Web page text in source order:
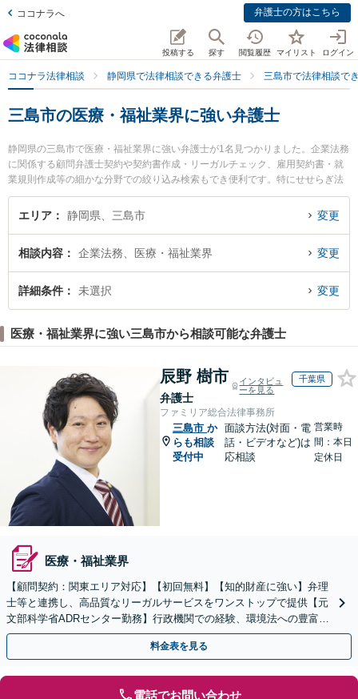
ココナラへ 弁護士の方はこちら
投稿する 探す 閲覧履歴 マイリスト ログイン
ココナラ法律相談 静岡県で法律相談できる弁護士 三島市で法律相談で
三島市の医療・福祉業界に強い弁護士
静岡県の三島市で医療・福祉業界に強い弁護士が1名見つかりました。企業法務
に関係する顧問弁護士契約や契約書作成・リーガルチェック、雇用契約書・就
業規則作成等の細かな分野での絞り込み検索もでき便利です。特にせせらぎ法
律事務所の黒田 泰行弁護士のプロフィール情報や弁護士費用、強みなどが注目
されています。『三島市で土日や夜間に発生した医療・福祉業界のトラブルを
る三島市内の弁護士に相談予約したい』などでお困りの相談者さんにおすすめ
です。
エリア 静岡県、三島市 変更
相談内容 企業法務、医療・福祉業界 変更
詳細条件 未選択 変更
医療・福祉業界に強い三島市から相談可能な弁護士
辰野 樹市
弁護士
インタビュ
ーを見る
千葉県
ファミリア総合法律事務所
三島市 か
らも相談
受付中
面談方法(対面・電
話・ビデオなど)は
応相談
営業時
間：本日
定休日
医療・福祉業界
【顧問契約：関東エリア対応】【初回無料】【知的財産に強い】弁理
士等と連携し、高品質なリーガルサービスをワンストップで提供【元
文部科学省ADRセンター勤務】行政機関での経験、環境法への豊富な
知識を活かし、事業者さまの抱える問題を解決へ導きます
料金表を見る
電話でお問い合わせ